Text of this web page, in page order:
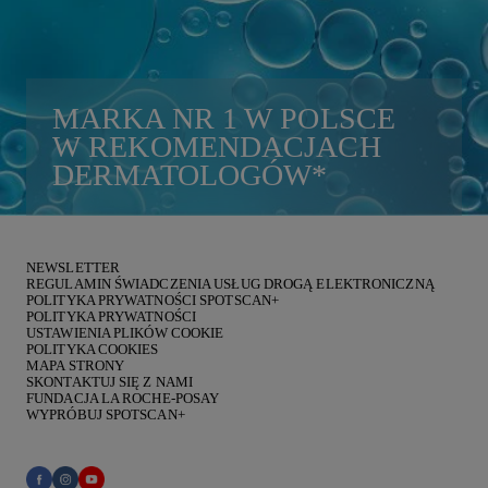
MARKA NR 1 W POLSCE
W REKOMENDACJACH
DERMATOLOGÓW*
NEWSLETTER
REGULAMIN ŚWIADCZENIA USŁUG DROGĄ ELEKTRONICZNĄ
POLITYKA PRYWATNOŚCI SPOTSCAN+
POLITYKA PRYWATNOŚCI
USTAWIENIA PLIKÓW COOKIE
POLITYKA COOKIES
MAPA STRONY
SKONTAKTUJ SIĘ Z NAMI
FUNDACJA LA ROCHE-POSAY
WYPRÓBUJ SPOTSCAN+